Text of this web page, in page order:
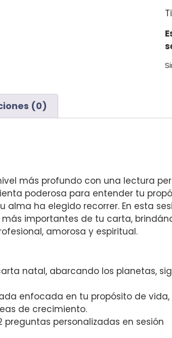
(0)
más profundo con una lectura
poderosa para entender tu
alma ha elegido recorrer. En esta
más importantes de tu carta,
amorosa y espiritual.
natal, abarcando los planetas,
enfocada en tu propósito de vida,
de crecimiento.
personalizadas en sesión